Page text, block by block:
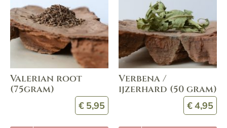
Valerian root
(75gram)
€ 5,95
Verbena /
ijzerhard (50 gram)
€4,95